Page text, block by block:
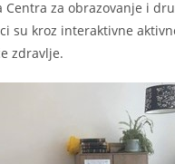
za obrazovanje i
su kroz interaktivne
zdravlje.